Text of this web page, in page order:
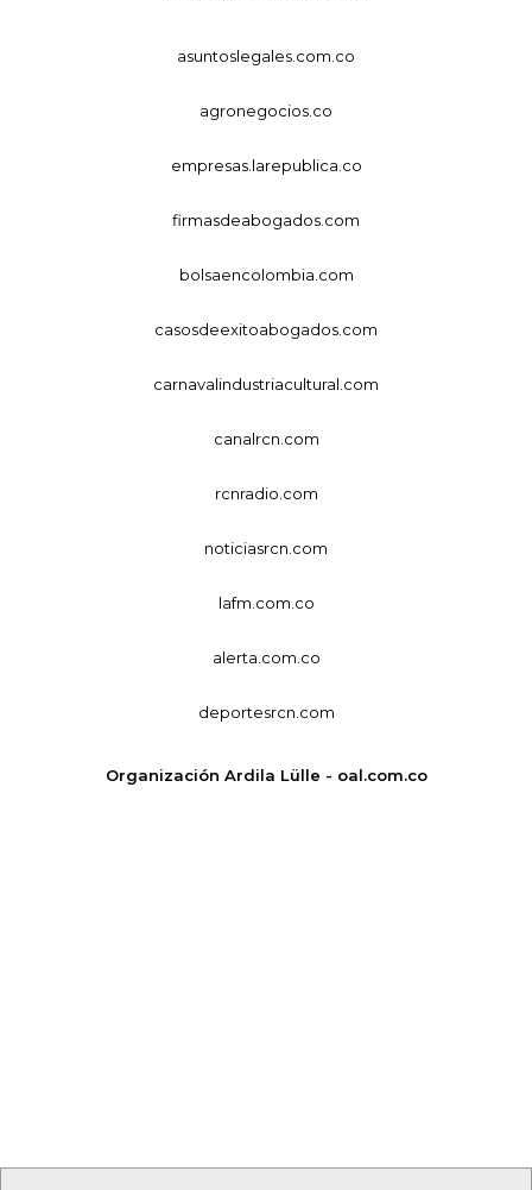
asuntoslegales.com.co
agronegocios.co
empresas.larepublica.co
firmasdeabogados.com
bolsaencolombia.com
casosdeexitoabogados.com
carnavalindustriacultural.com
canalrcn.com
rcnradio.com
noticiasrcn.com
lafm.com.co
alerta.com.co
deportesrcn.com
Organización Ardila Lülle - oal.com.co